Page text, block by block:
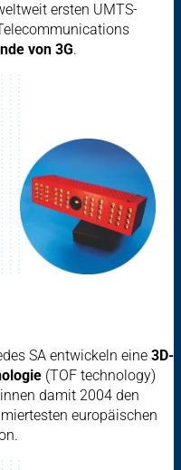
ersten UMTS-
von 3G.
SA entwickeln eine 3D-
(TOF technology)
damit 2004 den
europäischen